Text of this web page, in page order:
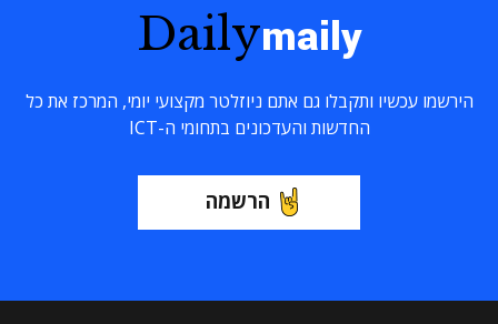
Dailymaily
הירשמו עכשיו ותקבלו גם אתם ניוזלטר מקצועי יומי, המרכז את כל
החדשות והעדכונים בתחומי ה-ICT
הרשמה